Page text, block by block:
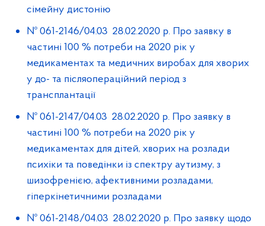
сімейну дистонію
№ 061-2146/04.03 28.02.2020 р. Про заявку в
частині 100 % потреби на 2020 рік у
медикаментах та медичних виробах для хворих
у до- та післяопераційний період з
трансплантації
№ 061-2147/04.03 28.02.2020 р. Про заявку в
частині 100 % потреби на 2020 рік у
медикаментах для дітей, хворих на розлади
психіки та поведінки із спектру аутизму, з
шизофренією, афективними розладами,
гіперкінетичними розладами
№ 061-2148/04.03 28.02.2020 р. Про заявку щодо